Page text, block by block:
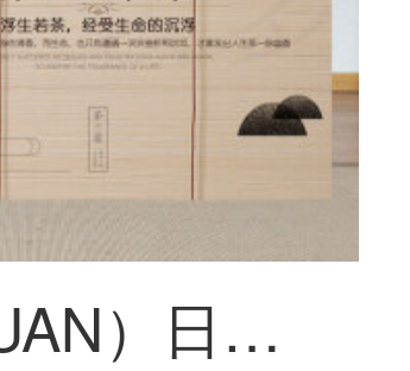
世軒（SHIXUAN）日本式禅意プリントカーテン中国式昇降カーテン復古シャッター遮光仕切り茶室屏風カーテン014